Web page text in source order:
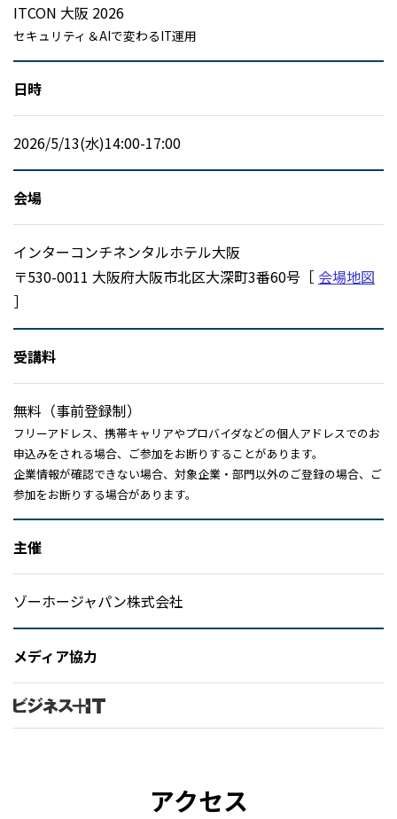
ITCON 大阪 2026
セキュリティ＆AIで変わるIT運用
日時
2026/5/13(水)14:00-17:00
会場
インターコンチネンタルホテル大阪
〒530-0011 大阪府大阪市北区大深町3番60号［ 会場地図
］
受講料
無料（事前登録制）
フリーアドレス、携帯キャリアやプロバイダなどの個人アドレスでのお
申込みをされる場合、ご参加をお断りすることがあります。
企業情報が確認できない場合、対象企業・部門以外のご登録の場合、ご
参加をお断りする場合があります。
主催
ゾーホージャパン株式会社
メディア協力
アクセス